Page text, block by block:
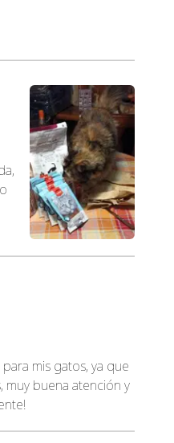
mis gatos, ya que
buena atención y